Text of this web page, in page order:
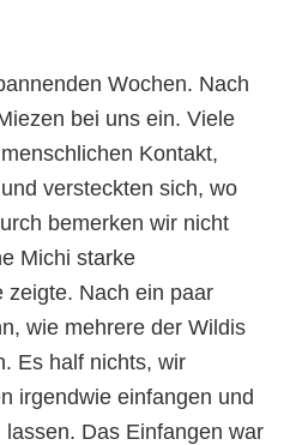
Wochen. Nach
bei uns ein. Viele
Kontakt,
versteckten sich, wo
bemerken wir nicht
Michi starke
zeigte. Nach ein paar
wie mehrere der Wildis
Es half nichts, wir
irgendwie einfangen und
Das Einfangen war